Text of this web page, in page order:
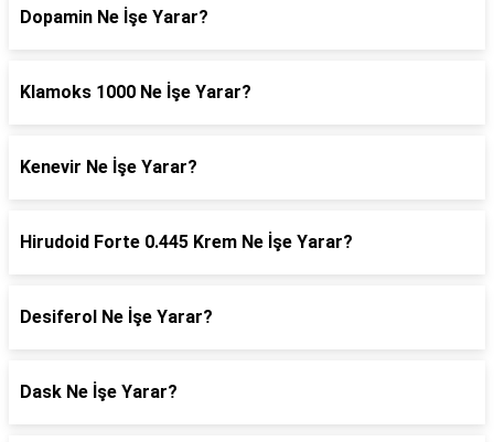
Dopamin Ne İşe Yarar?
Klamoks 1000 Ne İşe Yarar?
Kenevir Ne İşe Yarar?
Hirudoid Forte 0.445 Krem Ne İşe Yarar?
Desiferol Ne İşe Yarar?
Dask Ne İşe Yarar?